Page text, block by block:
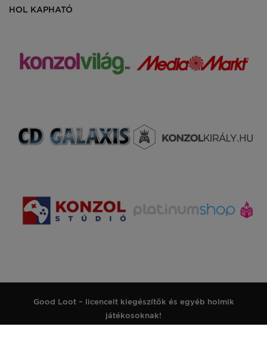
HOL KAPHATÓ
Good Loot – licencelt kiegészítők és egyéb holmik
játékosoknak!